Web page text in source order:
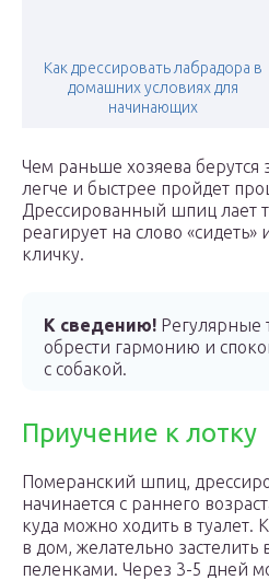
Как дрессировать лабрадора в
домашних условиях для
начинающих
Чем раньше хозяева берутся
легче и быстрее пройдет
Дрессированный шпиц лает
реагирует на слово «сидеть»
кличку.
К сведению! Регулярные
обрести гармонию и
с собакой.
Приучение к лотку
Померанский шпиц,
начинается с раннего
куда можно ходить в туалет.
в дом, желательно застелить
пеленками. Через 3-5 дней